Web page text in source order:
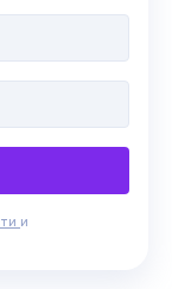
и